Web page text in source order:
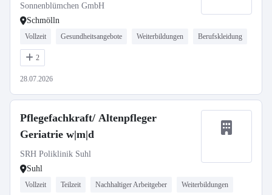
Sonnenblümchen GmbH
Schmölln
Vollzeit Gesundheitsangebote Weiterbildungen Berufskleidung
2
28.07.2026
Pflegefachkraft/ Altenpfleger
Geriatrie w|m|d
SRH Poliklinik Suhl
Suhl
Vollzeit Teilzeit Nachhaltiger Arbeitgeber Weiterbildungen